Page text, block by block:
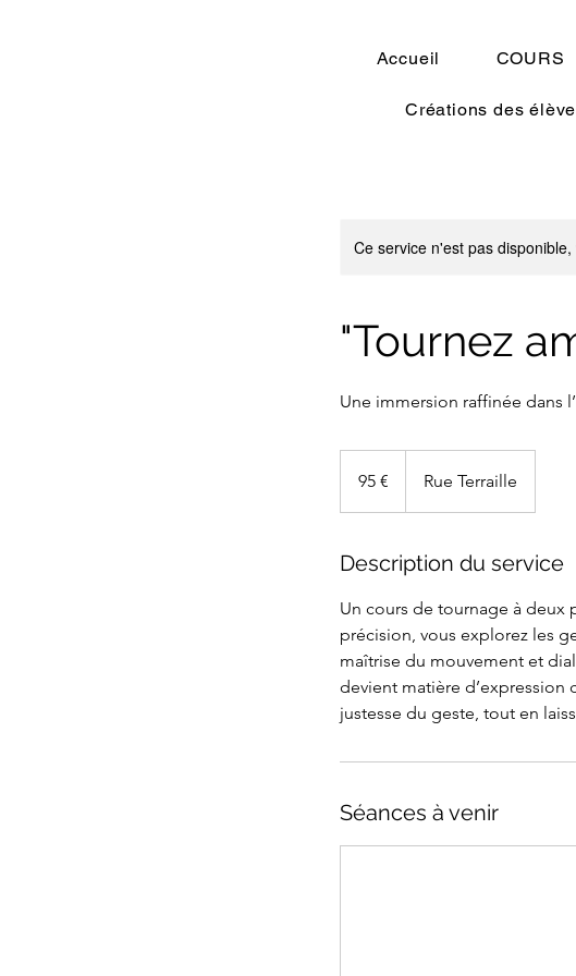
Accueil COURS
Créations des
Ce service n'est pas
"Tournez
Une immersion raffinée dans
95 € Rue Terraille
Description du service
Un cours de tournage à deux
précision, vous explorez les
maîtrise du mouvement et
devient matière
justesse du geste, tout en
Séances à venir